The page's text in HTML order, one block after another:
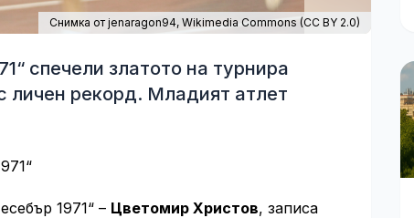
Снимка от jenaragon94,Wikimedia Commons (CC BY 2.0)
спечели златото на турнира
личен рекорд. Младият атлет
1971“ – Цветомир Христов, записа